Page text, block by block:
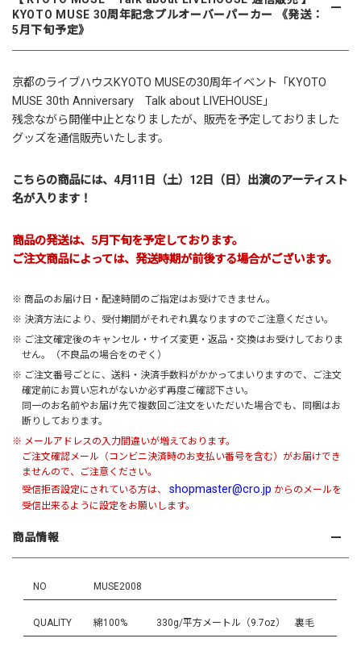
KYOTO MUSE 30周年記念プルオーバーパーカー 《発送：
5月下旬予定》
京都のライブハウスKYOTO MUSEの30周年イベント「 KYOTO
MUSE 30th Anniversary Talk about LIVEHOUSE 」
残念ながら開催中止となりましたが、販売を予定しておりました
グッズを通信販売いたします。
こちらの商品には、4月11日（土）12日（日）出演のアーティスト
名が入ります！
商品の発送は、5月下旬を予定しております。
ご注文商品によっては、発送時期が前後する場合がございます。
※ 商品のお届け日・配達時間のご指定はお受けできません。
※ 決済方法により、受付期間がそれぞれ異なりますのでご注意ください。
※ ご注文確定後のキャンセル・サイズ変更・返品・交換はお受けしておりま
せん。（不良品の場合をのぞく）
※ ご注文番号ごとに、送料・決済手数料がかかってまいりますので、ご注文
確定前にお買い忘れがないか必ず再度ご確認下さい。
同一のお名前やお届け先で複数回ご注文をいただいた場合でも、同梱はお
断りしております。
※ メールアドレスの入力間違いが増えております。
ご注文確認メール（コンビニ決済時のお支払い番号を含む）がお届けでき
ませんので、ご注意ください。
受信拒否設定にされている方は、 shopmaster@cro.jp からのメールを
受信出来るように設定をお願いします。
商品情報
NO MUSE2008
QUALITY 綿100% 330g/平方メートル（9.7oz） 裏毛